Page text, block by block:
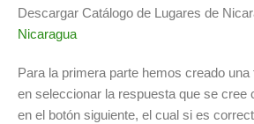
Descargar Catálogo de Lugares de
Nicaragua
Para la primera parte hemos creado
en seleccionar la respuesta que se cree
en el botón siguiente, el cual si es